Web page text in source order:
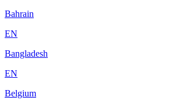
Bahrain
EN
Bangladesh
EN
Belgium